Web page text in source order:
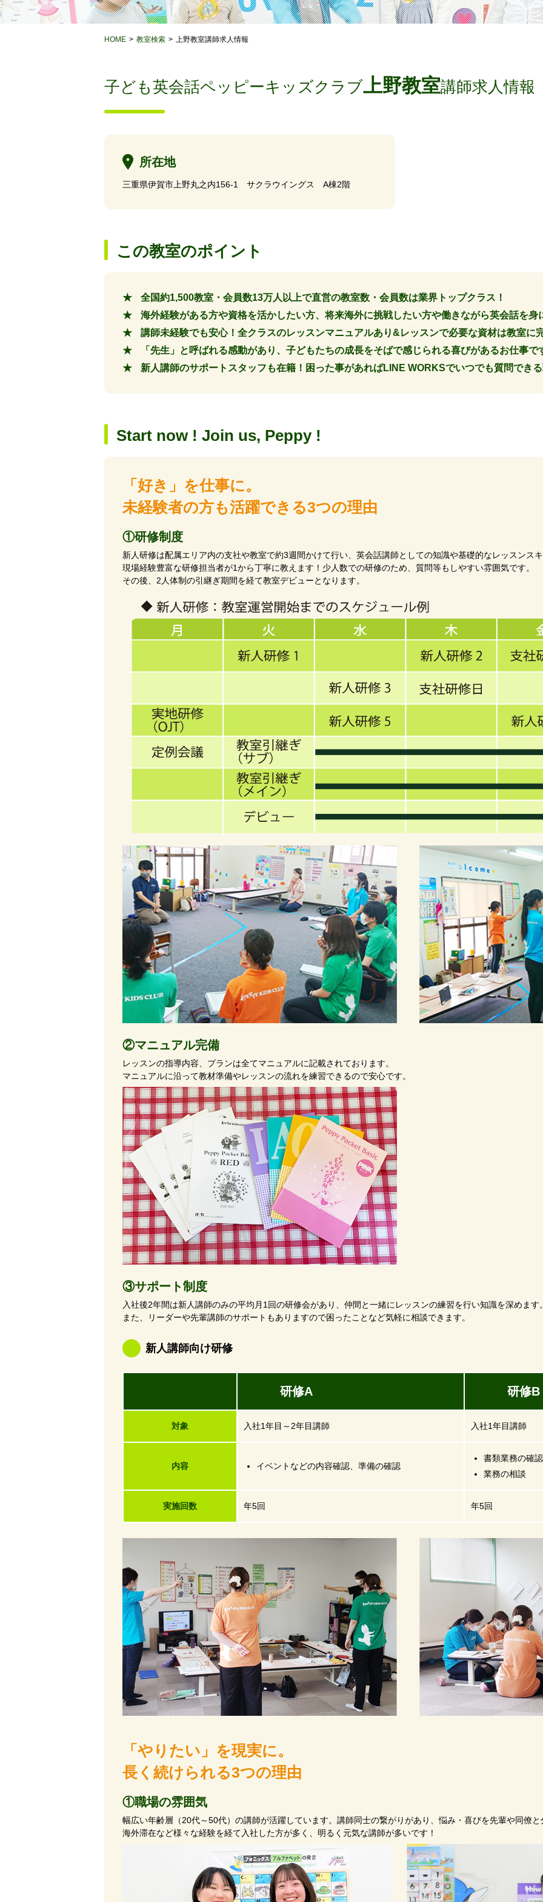
HOME 教室検索 上野教室講師求人情報
子ども英会話ペッピーキッズクラブ上野教室講師求人情報
所在地
三重県伊賀市上野丸之内156-1 サクラウイングス A棟2階
この教室のポイント
全国約1,500教室・会員数13万人以上で直営の教室数・会員数は業界トップクラス！
海外経験がある方や資格を活かしたい方、将来海外に挑戦したい方や働きながら英会話を身
講師未経験でも安心！全クラスのレッスンマニュアルあり&レッスンで必要な資材は教室に
「先生」と呼ばれる感動があり、子どもたちの成長をそばで感じられる喜びがあるお仕事で
新人講師のサポートスタッフも在籍！困った事があればLINE WORKSでいつでも質問でき
Start now ! Join us, Peppy !
「好き」を仕事に。
未経験者の方も活躍できる3つの理由
①研修制度
新人研修は配属エリア内の支社や教室で約3週間かけて行い、英会話講師としての知識や基礎的なレッスンス
現場経験豊富な研修担当者が1から丁寧に教えます！少人数での研修のため、質問等もしやすい雰囲気です。
その後、2人体制の引継ぎ期間を経て教室デビューとなります。
②マニュアル完備
レッスンの指導内容、プランは全てマニュアルに記載されております。
マニュアルに沿って教材準備やレッスンの流れを練習できるので安心です。
③サポート制度
入社後2年間は新人講師のみの平均月1回の研修会があり、仲間と一緒にレッスンの練習を行い知識を深めます
また、リーダーや先輩講師のサポートもありますので困ったことなど気軽に相談できます。
新人講師向け研修
研修A 研修B
対象 入社1年目～2年目講師 入社1年目講師
内容 イベントなどの内容確認、準備の確認
書類業務の確認
業務の相談
実施回数 年5回 年5回
「やりたい」を現実に。
長く続けられる3つの理由
①職場の雰囲気
幅広い年齢層（20代～50代）の講師が活躍しています。講師同士の繋がりがあり、悩み・喜びを先輩や同僚
海外滞在など様々な経験を経て入社した方が多く、明るく元気な講師が多いです！